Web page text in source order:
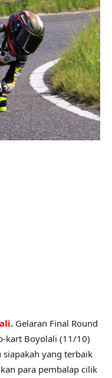
. Gelaran Final Round
kart Boyolali (11/10)
yang terbaik
para pembalap cilik